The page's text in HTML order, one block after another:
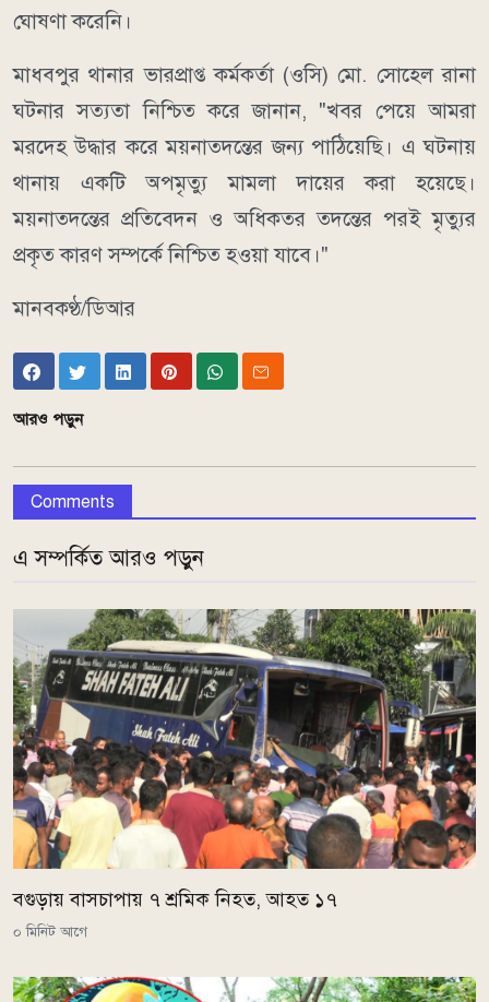
ঘোষণা করেনি।
মাধবপুর থানার ভারপ্রাপ্ত কর্মকর্তা (ওসি) মো. সোহেল রানা
ঘটনার সত্যতা নিশ্চিত করে জানান, "খবর পেয়ে আমরা
মরদেহ উদ্ধার করে ময়নাতদন্তের জন্য পাঠিয়েছি। এ ঘটনায়
থানায় একটি অপমৃত্যু মামলা দায়ের করা হয়েছে।
ময়নাতদন্তের প্রতিবেদন ও অধিকতর তদন্তের পরই মৃত্যুর
প্রকৃত কারণ সম্পর্কে নিশ্চিত হওয়া যাবে।"
মানবকণ্ঠ/ডিআর
আরও পড়ুন
Comments
এ সম্পর্কিত আরও পড়ুন
বগুড়ায় বাসচাপায় ৭ শ্রমিক নিহত, আহত ১৭
০ মিনিট আগে